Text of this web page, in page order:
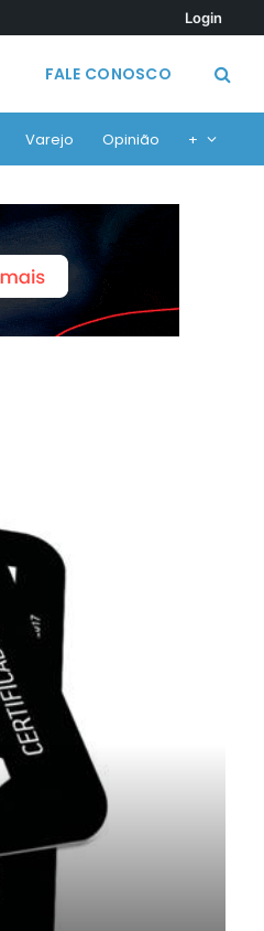
Login
FALE CONOSCO
Varejo Opinião +